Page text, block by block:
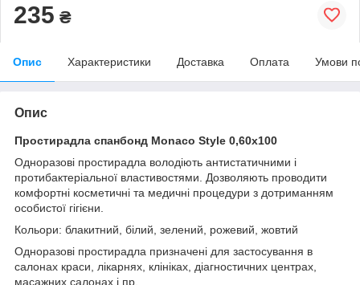
235 ₴
Опис Характеристики Доставка Оплата Умови
Опис
Простирадла спанбонд Monaco Style 0,60х100
Одноразові простирадла володіють антистатичними і
протибактеріальної властивостями. Дозволяють проводити
комфортні косметичні та медичні процедури з дотриманням
особистої гігієни.
Кольори: блакитний, білий, зелений, рожевий, жовтий
Одноразові простирадла призначені для застосування в
салонах краси, лікарнях, клініках, діагностичних центрах,
масажних салонах і пр.